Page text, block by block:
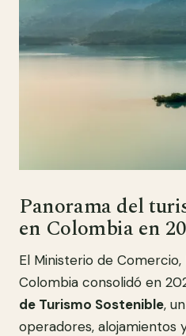
Panorama del
en Colombia en
El Ministerio de
Colombia consolidó en
de Turismo Sostenible,
operadores, alojamientos